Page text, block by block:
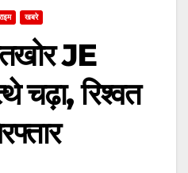
खबरे
JE
चढ़ा, रिश्वत